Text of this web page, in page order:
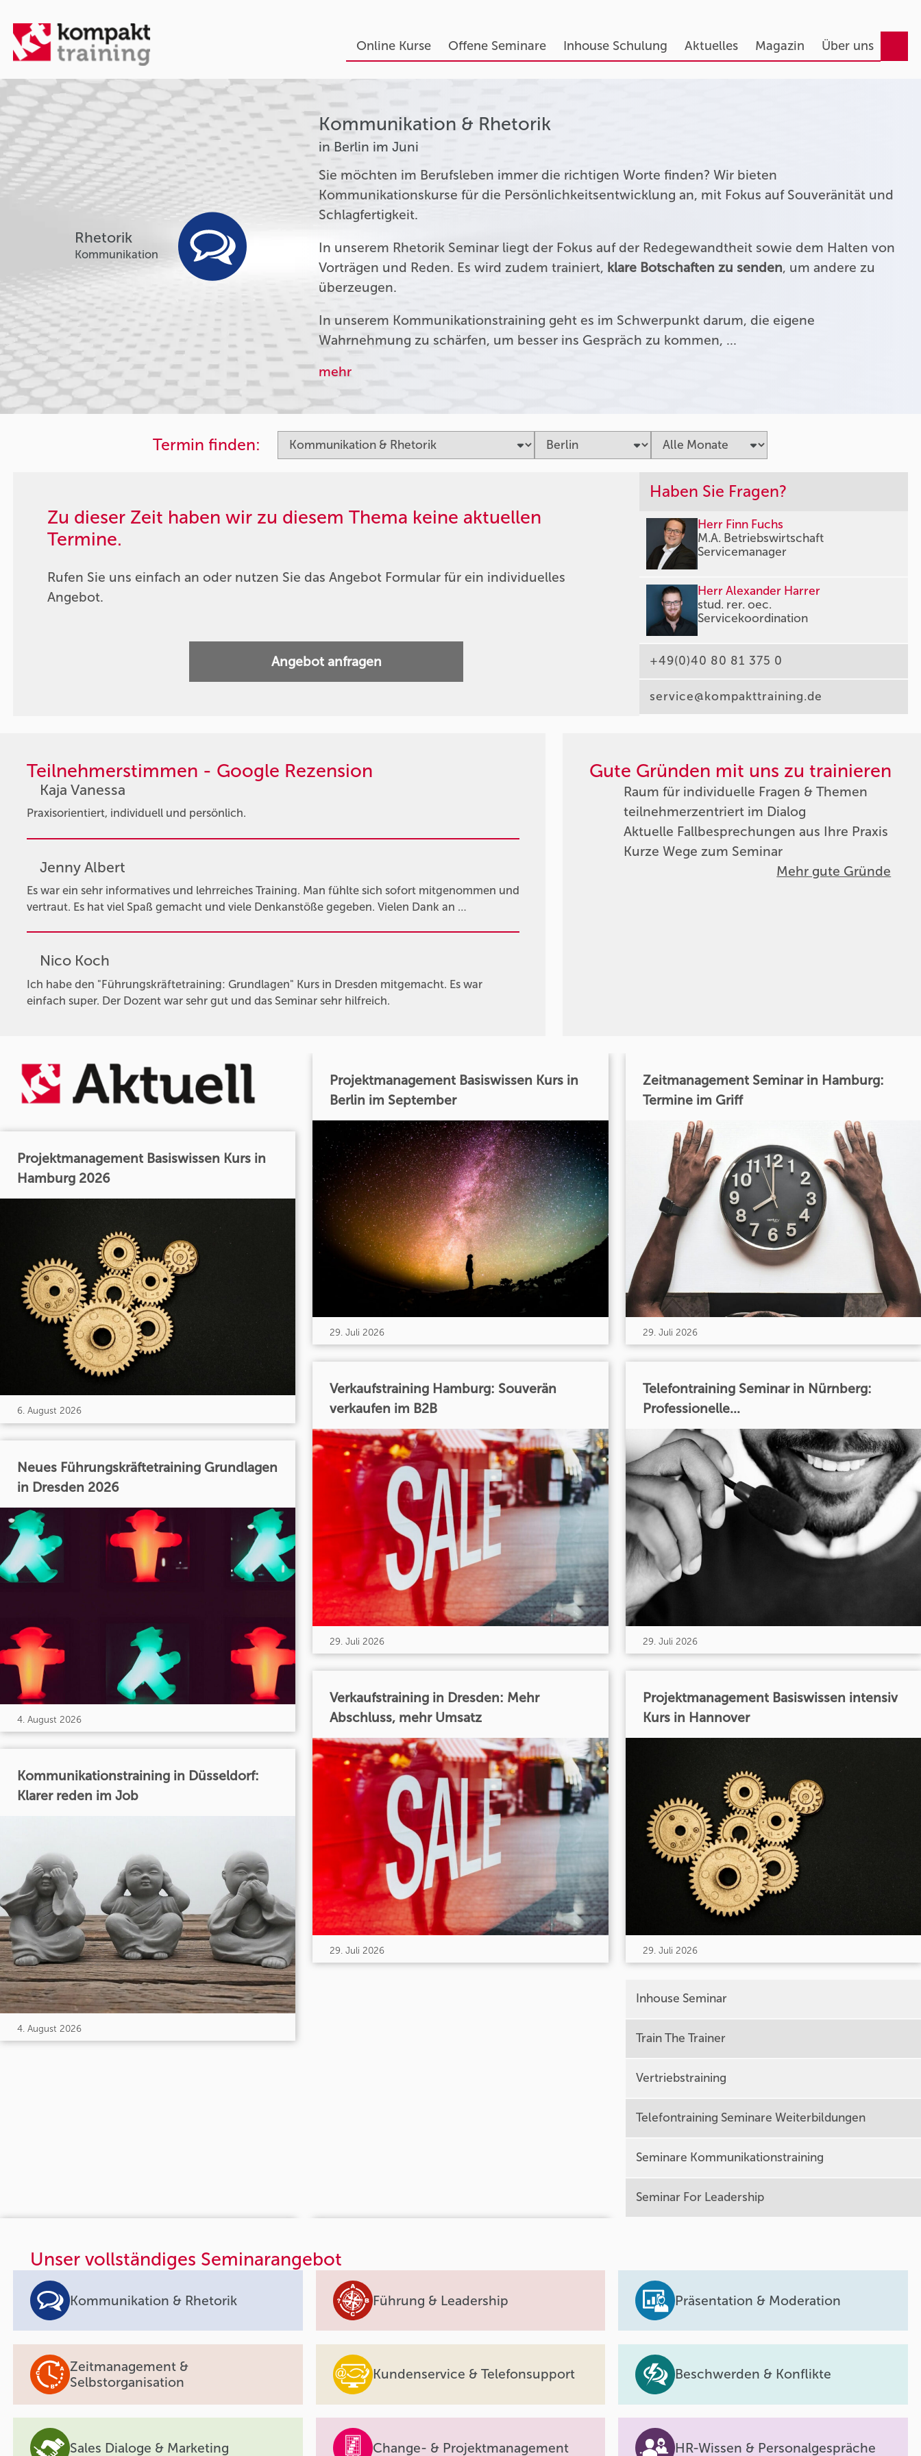
Online Kurse Offene Seminare Inhouse Schulung Aktuelles Magazin Über uns
Rhetorik
Kommunikation
Kommunikation & Rhetorik
in Berlin im Juni
Sie möchten im Berufsleben immer die richtigen Worte finden? Wir bieten
Kommunikationskurse für die Persönlichkeitsentwicklung an, mit Fokus auf Souveränität und
Schlagfertigkeit.
In unserem Rhetorik Seminar liegt der Fokus auf der Redegewandtheit sowie dem Halten von
Vorträgen und Reden. Es wird zudem trainiert, klare Botschaften zu senden, um andere zu
überzeugen.
In unserem Kommunikationstraining geht es im Schwerpunkt darum, die eigene
Wahrnehmung zu schärfen, um besser ins Gespräch zu kommen, …
mehr
Termin finden:
Zu dieser Zeit haben wir zu diesem Thema keine aktuellen
Termine.
Rufen Sie uns einfach an oder nutzen Sie das Angebot Formular für ein individuelles
Angebot.
Angebot anfragen
Haben Sie Fragen?
Herr Finn Fuchs
M.A. Betriebswirtschaft
Servicemanager
Herr Alexander Harrer
stud. rer. oec.
Servicekoordination
+49(0)40 80 81 375 0
service@kompakttraining.de
Teilnehmerstimmen - Google Rezension
Kaja Vanessa
Praxisorientiert, individuell und persönlich.
Jenny Albert
Es war ein sehr informatives und lehrreiches Training. Man fühlte sich sofort mitgenommen und
vertraut. Es hat viel Spaß gemacht und viele Denkanstöße gegeben. Vielen Dank an …
Nico Koch
Ich habe den "Führungskräftetraining: Grundlagen" Kurs in Dresden mitgemacht. Es war
einfach super. Der Dozent war sehr gut und das Seminar sehr hilfreich.
Gute Gründen mit uns zu trainieren
Raum für individuelle Fragen & Themen
teilnehmerzentriert im Dialog
Aktuelle Fallbesprechungen aus Ihre Praxis
Kurze Wege zum Seminar
Mehr gute Gründe
Projektmanagement Basiswissen Kurs in
Hamburg 2026
6. August 2026
Neues Führungskräftetraining Grundlagen
in Dresden 2026
4. August 2026
Kommunikationstraining in Düsseldorf:
Klarer reden im Job
4. August 2026
Projektmanagement Basiswissen Kurs in
Berlin im September
29. Juli 2026
Verkaufstraining Hamburg: Souverän
verkaufen im B2B
29. Juli 2026
Verkaufstraining in Dresden: Mehr
Abschluss, mehr Umsatz
29. Juli 2026
Zeitmanagement Seminar in Hamburg:
Termine im Griff
29. Juli 2026
Telefontraining Seminar in Nürnberg:
Professionelle...
29. Juli 2026
Projektmanagement Basiswissen intensiv
Kurs in Hannover
29. Juli 2026
Inhouse Seminar
Train The Trainer
Vertriebstraining
Telefontraining Seminare Weiterbildungen
Seminare Kommunikationstraining
Seminar For Leadership
Unser vollständiges Seminarangebot
Kommunikation & Rhetorik Führung & Leadership Präsentation & Moderation
Zeitmanagement &
Selbstorganisation
Kundenservice & Telefonsupport Beschwerden & Konflikte
Sales Dialoge & Marketing Change- & Projektmanagement HR-Wissen & Personalgespräche